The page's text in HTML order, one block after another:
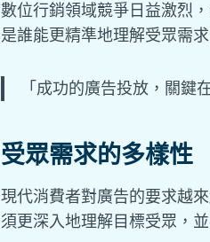
數位行銷領域競爭日益激烈
是誰能更精準地理解受眾需求
「成功的廣告投放，關鍵
受眾需求的多樣性
現代消費者對廣告的要求越
須更深入地理解目標受眾，